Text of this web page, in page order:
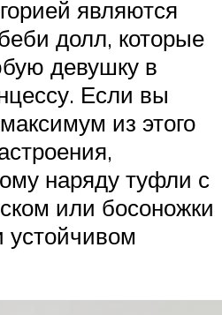
являются
долл, которые
девушку в
Если вы
из этого
наряду туфли с
или босоножки
устойчивом